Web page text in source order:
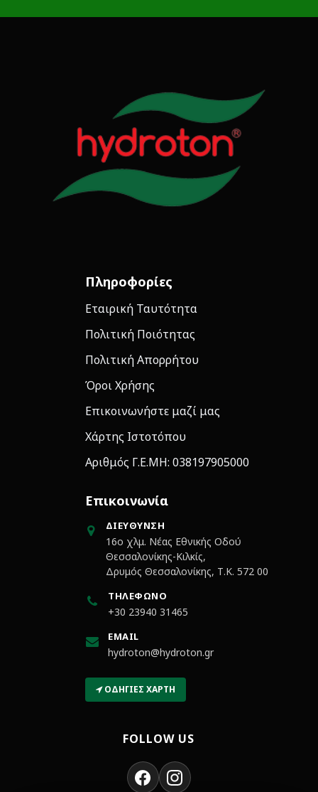
Πληροφορίες
Εταιρική Ταυτότητα
Πολιτική Ποιότητας
Πολιτική Απορρήτου
Όροι Χρήσης
Επικοινωνήστε μαζί μας
Χάρτης Ιστοτόπου
Αριθμός Γ.Ε.ΜΗ: 038197905000
Επικοινωνία
ΔΙΕΎΘΥΝΣΗ
16ο χλμ. Νέας Εθνικής Οδού
Θεσσαλονίκης-Κιλκίς,
Δρυμός Θεσσαλονίκης, Τ.Κ. 572 00
ΤΗΛΈΦΩΝΟ
+30 23940 31465
EMAIL
hydroton@hydroton.gr
ΟΔΗΓΊΕΣ ΧΆΡΤΗ
FOLLOW US